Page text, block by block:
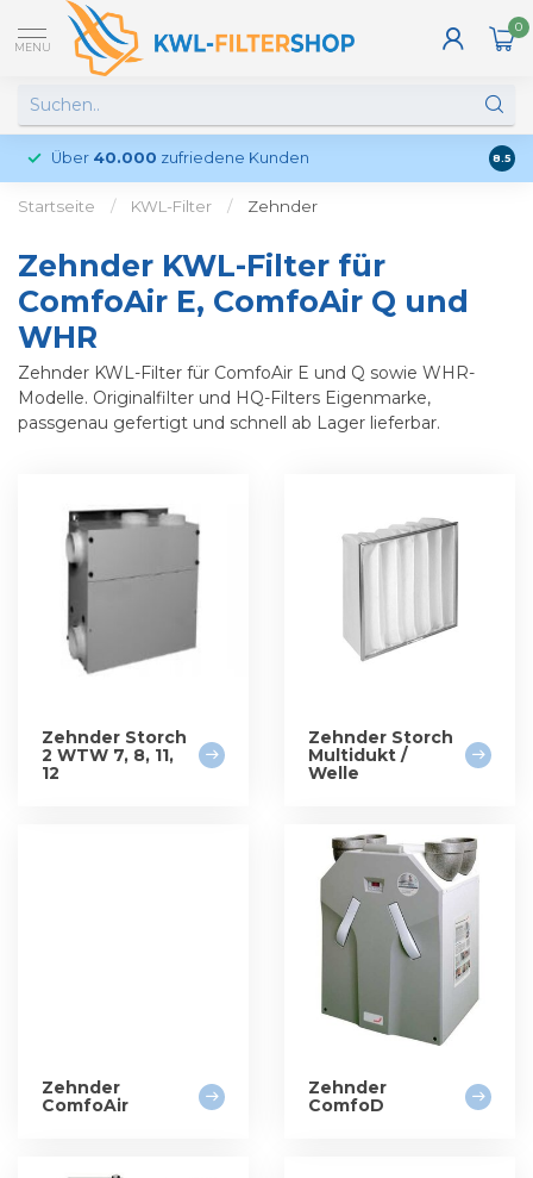
MENU
0
Über 40.000 zufriedene Kunden 8.5
Startseite / KWL-Filter / Zehnder
Zehnder KWL-Filter für
ComfoAir E, ComfoAir Q und
WHR
Zehnder KWL-Filter für ComfoAir E und Q sowie WHR-
Modelle. Originalfilter und HQ-Filters Eigenmarke,
passgenau gefertigt und schnell ab Lager lieferbar.
Zehnder Storch
2 WTW 7, 8, 11,
12
Zehnder Storch
Multidukt /
Welle
Zehnder
ComfoAir
Zehnder
ComfoD